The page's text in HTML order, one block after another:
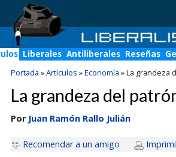
Liberales Antiliberales Reseñas
Portada »Artículos »Economía »La grandeza
La grandeza del
Por Juan Ramón Rallo Julián
Recomendar a un amigo